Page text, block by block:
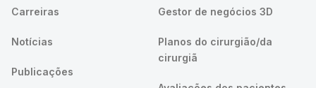
Carreiras
Notícias
Publicações
Gestor de negócios 3D
Planos do cirurgião/da
cirurgiã